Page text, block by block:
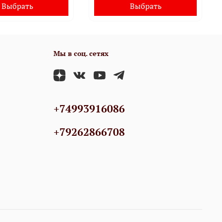
Выбрать Выбрать
Мы в соц. сетях
+74993916086
+79262866708